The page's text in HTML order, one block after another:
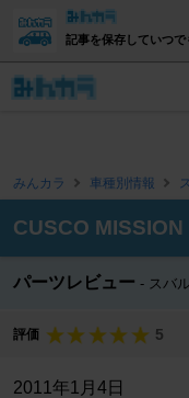
記事を保存していつで
みんカラ 車種別情報
CUSCO MISSION
パーツレビュー スバ
評価 5
2011年1月4日